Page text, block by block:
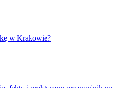
w Krakowie?